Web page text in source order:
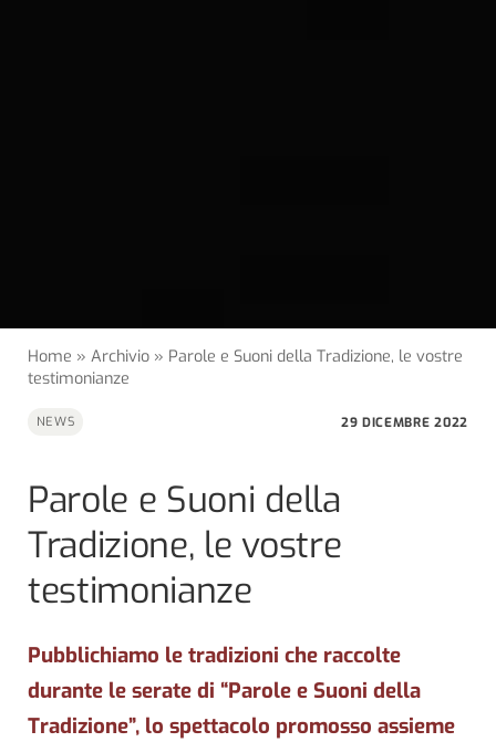
Home » Archivio» Parole e Suoni della Tradizione, le vostre
testimonianze
NEWS 29 DICEMBRE 2022
Parole e Suoni della
Tradizione, le vostre
testimonianze
Pubblichiamo le tradizioni che raccolte
durante le serate di “Parole e Suoni della
Tradizione”, lo spettacolo promosso assieme